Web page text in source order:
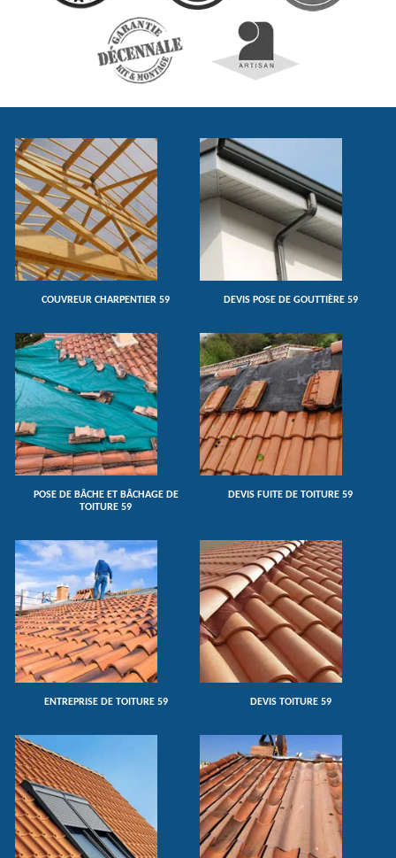
COUVREUR CHARPENTIER 59 DEVIS POSE DE GOUTTIÈRE 59
POSE DE BÂCHE ET BÂCHAGE DE
TOITURE 59
DEVIS FUITE DE TOITURE 59
ENTREPRISE DE TOITURE 59 DEVIS TOITURE 59